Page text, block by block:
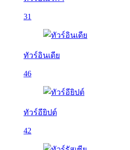
31
ทัวร์อินเดีย
46
ทัวร์อียิปต์
42